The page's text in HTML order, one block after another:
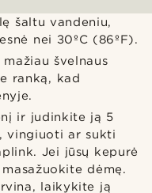
šaltu vandeniu,
nei 30ºC (86ºF).
švelnaus
ranką, kad
ir judinkite ją 5
vingiuoti ar sukti
Jei jūsų kepurė
dėmę.
laikykite ją